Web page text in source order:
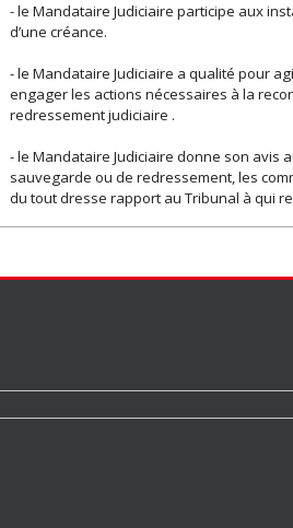
- le Mandataire Judiciaire participe aux
d’une créance.
- le Mandataire Judiciaire a qualité pour
engager les actions nécessaires à la
redressement judiciaire .
- le Mandataire Judiciaire donne son avis
sauvegarde ou de redressement, les
du tout dresse rapport au Tribunal à qui